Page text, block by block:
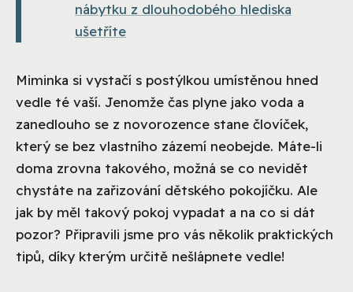
nábytku z dlouhodobého hlediska
ušetříte
Miminka si vystačí s postýlkou umístěnou hned
vedle té vaší. Jenomže čas plyne jako voda a
zanedlouho se z novorozence stane človíček,
který se bez vlastního zázemí neobejde. Máte-li
doma zrovna takového, možná se co nevidět
chystáte na zařizování dětského pokojíčku. Ale
jak by měl takový pokoj vypadat a na co si dát
pozor? Připravili jsme pro vás několik praktických
tipů, díky kterým určitě nešlápnete vedle!